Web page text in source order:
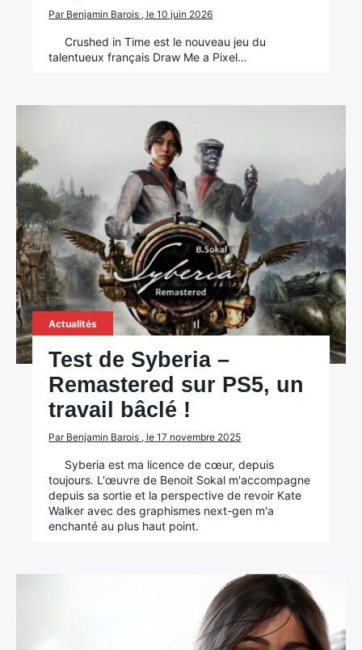
Par Benjamin Barois , le 10 juin 2026
Crushed in Time est le nouveau jeu du
talentueux français Draw Me a Pixel…
Actualités
Test de Syberia –
Remastered sur PS5, un
travail bâclé !
Par Benjamin Barois , le 17 novembre 2025
Syberia est ma licence de cœur, depuis
toujours. L'œuvre de Benoit Sokal m'accompagne
depuis sa sortie et la perspective de revoir Kate
Walker avec des graphismes next-gen m'a
enchanté au plus haut point.